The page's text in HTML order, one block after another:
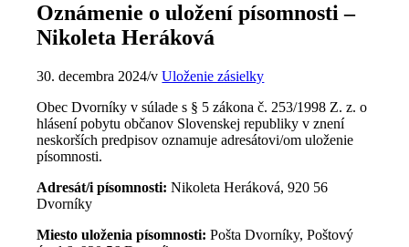
Oznámenie o uložení písomnosti –
Nikoleta Heráková
30. decembra 2024/vUloženie zásielky
Obec Dvorníky v súlade s § 5 zákona č. 253/1998 Z. z. o
hlásení pobytu občanov Slovenskej republiky v znení
neskorších predpisov oznamuje adresátovi/om uloženie
písomnosti.
Adresát/i písomnosti: Nikoleta Heráková, 920 56
Dvorníky
Miesto uloženia písomnosti: Pošta Dvorníky, Poštový